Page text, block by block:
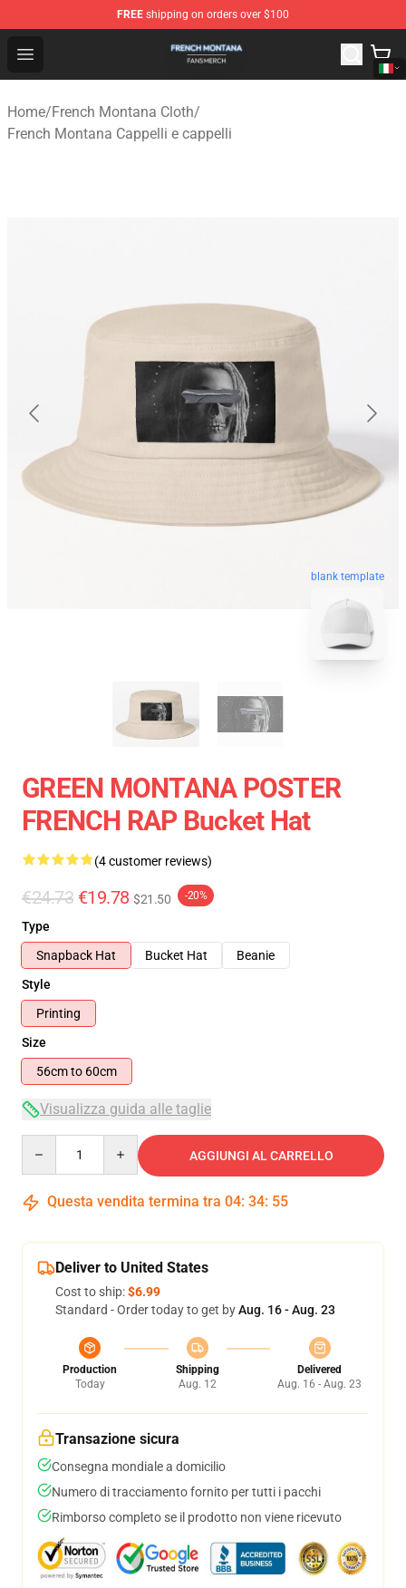
FREE shipping on orders over $100
Open menu
French Montana Shop - Official French Montana
Home/French Montana Cloth/
French Montana Cappelli e cappelli
blank template
GREEN MONTANA POSTER
FRENCH RAP Bucket Hat
(4 customer reviews)
€24.73 €19.78 $21.50 -20%
Type
Snapback Hat
Bucket Hat
Beanie
Style
Printing
Size
56cm to 60cm
Visualizza guida alle taglie
AGGIUNGI AL CARRELLO
Questa vendita termina tra 04: 34: 55
Deliver to United States
Cost to ship:$6.99
Standard - Order today to get byAug. 16 - Aug. 23
Production
Today
Shipping
Aug. 12
Delivered
Aug. 16 - Aug. 23
Transazione sicura
Consegna mondiale a domicilio
Numero di tracciamento fornito per tutti i pacchi
Rimborso completo se il prodotto non viene ricevuto